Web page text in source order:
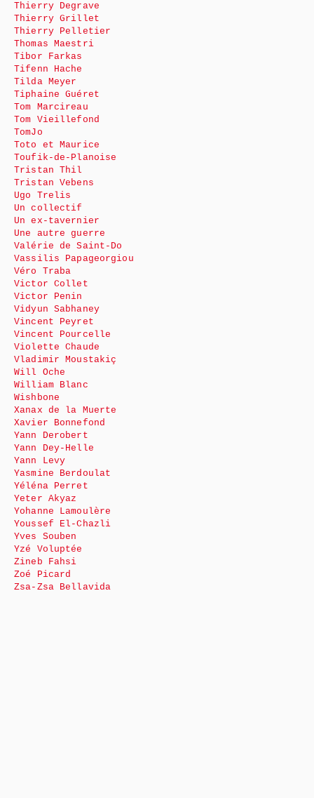
Thierry Degrave
Thierry Grillet
Thierry Pelletier
Thomas Maestri
Tibor Farkas
Tifenn Hache
Tilda Meyer
Tiphaine Guéret
Tom Marcireau
Tom Vieillefond
TomJo
Toto et Maurice
Toufik-de-Planoise
Tristan Thil
Tristan Vebens
Ugo Trelis
Un collectif
Un ex-tavernier
Une autre guerre
Valérie de Saint-Do
Vassilis Papageorgiou
Véro Traba
Victor Collet
Victor Penin
Vidyun Sabhaney
Vincent Peyret
Vincent Pourcelle
Violette Chaude
Vladimir Moustakiç
Will Oche
William Blanc
Wishbone
Xanax de la Muerte
Xavier Bonnefond
Yann Derobert
Yann Dey-Helle
Yann Levy
Yasmine Berdoulat
Yéléna Perret
Yeter Akyaz
Yohanne Lamoulère
Youssef El-Chazli
Yves Souben
Yzé Voluptée
Zineb Fahsi
Zoé Picard
Zsa-Zsa Bellavida